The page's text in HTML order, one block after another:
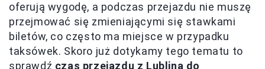
oferują wygodę, a podczas przejazdu nie muszę
przejmować się zmieniającymi się stawkami
biletów, co często ma miejsce w przypadku
taksówek. Skoro już dotykamy tego tematu to
sprawdź czas przejazdu z Lublina do